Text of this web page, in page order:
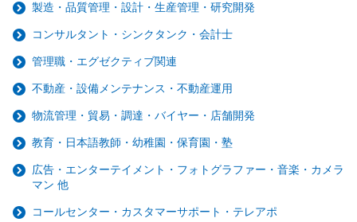
製造・品質管理・設計・生産管理・研究開発
コンサルタント・シンクタンク・会計士
管理職・エグゼクティブ関連
不動産・設備メンテナンス・不動産運用
物流管理・貿易・調達・バイヤー・店舗開発
教育・日本語教師・幼稚園・保育園・塾
広告・エンターテイメント・フォトグラファー・音楽・カメラ
マン 他
コールセンター・カスタマーサポート・テレアポ